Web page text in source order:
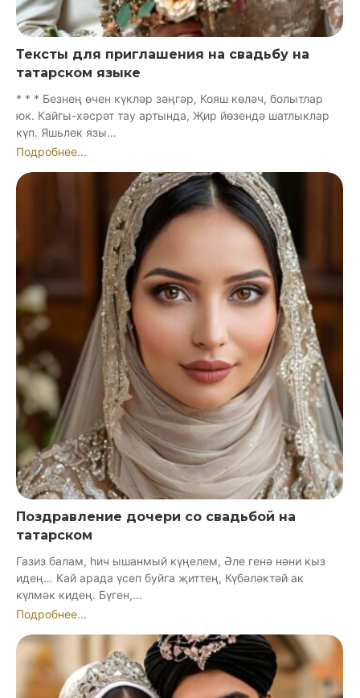
Тексты для приглашения на свадьбу на
татарском языке
* * * Безнең өчен күкләр зәңгәр, Кояш көләч, болытлар
юк. Кайгы-хәсрәт тау артында, Җир йөзендә шатлыклар
күп. Яшьлек язы…
Подробнее...
Поздравление дочери со свадьбой на
татарском
Газиз балам, һич ышанмый күңелем, Әле генә нәни кыз
идең… Кай арада үсеп буйга җиттең, Күбәләктәй ак
күлмәк кидең. Бүген,…
Подробнее...